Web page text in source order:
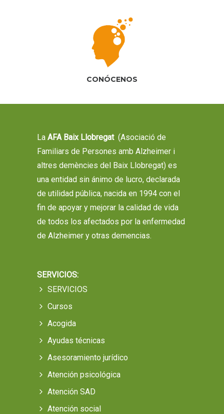
CONÓCENOS
La AFA Baix Llobregat (Asociació de
Familiars de Persones amb Alzheimer i
altres demències del Baix Llobregat) es
una entidad sin ánimo de lucro, declarada
de utilidad pública, nacida en 1994 con el
fin de apoyar y mejorar la calidad de vida
de todos los afectados por la enfermedad
de Alzheimer y otras demencias.
SERVICIOS:
SERVICIOS
Cursos
Acogida
Ayudas técnicas
Asesoramiento jurídico
Atención psicológica
Atención SAD
Atención social